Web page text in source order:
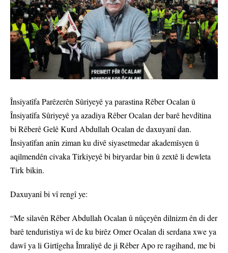
Însiyatîfa Parêzerên Sûriyeyê ya parastina Rêber Ocalan û
Însiyatîfa Sûriyeyê ya azadiya Rêber Ocalan der barê hevdîtina
bi Rêberê Gelê Kurd Abdullah Ocalan de daxuyanî dan.
Însiyatîfan anîn ziman ku divê siyasetmedar akademîsyen û
aqilmendên civaka Tirkiyeyê bi biryardar bin û zextê li dewleta
Tirk bikin.
Daxuyanî bi vî rengî ye:
“Me silavên Rêber Abdullah Ocalan û nûçeyên dilnizm ên di der
barê tenduristiya wî de ku birêz Omer Ocalan di serdana xwe ya
dawî ya li Girtîgeha Îmraliyê de ji Rêber Apo re ragihand, me bi